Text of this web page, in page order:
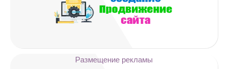
Ваш адрес email не будет
опубликован.
Обязательные поля
Размещение рекламы